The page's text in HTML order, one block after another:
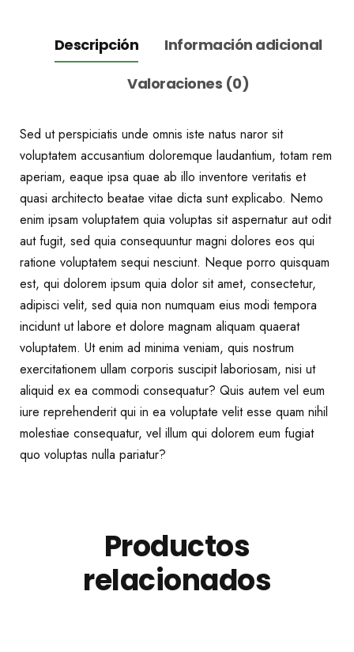
Descripción
Información adicional
Valoraciones (0)
Sed ut perspiciatis unde omnis iste natus naror sit
voluptatem accusantium doloremque laudantium, totam rem
aperiam, eaque ipsa quae ab illo inventore veritatis et
quasi architecto beatae vitae dicta sunt explicabo. Nemo
enim ipsam voluptatem quia voluptas sit aspernatur aut odit
aut fugit, sed quia consequuntur magni dolores eos qui
ratione voluptatem sequi nesciunt. Neque porro quisquam
est, qui dolorem ipsum quia dolor sit amet, consectetur,
adipisci velit, sed quia non numquam eius modi tempora
incidunt ut labore et dolore magnam aliquam quaerat
voluptatem. Ut enim ad minima veniam, quis nostrum
exercitationem ullam corporis suscipit laboriosam, nisi ut
aliquid ex ea commodi consequatur? Quis autem vel eum
iure reprehenderit qui in ea voluptate velit esse quam nihil
molestiae consequatur, vel illum qui dolorem eum fugiat
quo voluptas nulla pariatur?
Productos
relacionados